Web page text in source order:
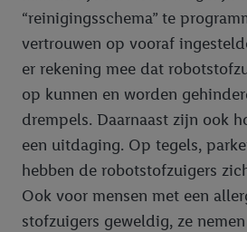
“reinigingsschema” te
vertrouwen op vooraf
er rekening mee dat
op kunnen en worden
drempels. Daarnaast zijn ook
een uitdaging. Op tegels,
hebben de robotstofzuigers
Ook voor mensen met een
stofzuigers geweldig, ze